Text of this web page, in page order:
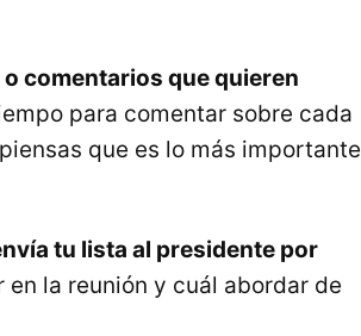
comentarios que quieren
para comentar sobre cada
que es lo más importante
tu lista al presidente por
la reunión y cuál abordar de